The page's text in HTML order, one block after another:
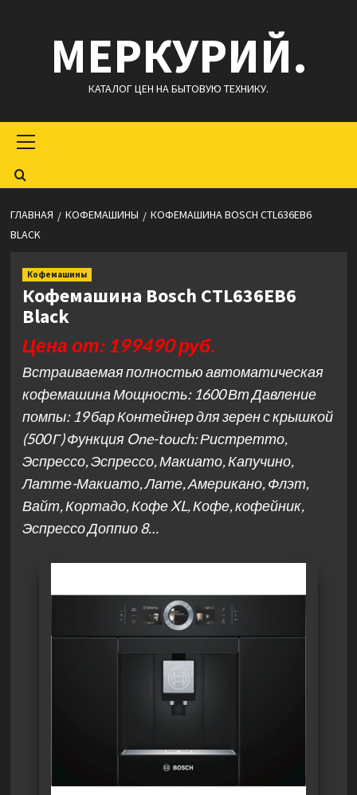
содержимомуМЕРКУРИЙ.
КАТАЛОГ ЦЕН НА БЫТОВУЮ ТЕХНИКУ.
меню
ГЛАВНАЯ КОФЕМАШИНЫ
КОФЕМАШИНА BOSCH CTL636EB6
BLACK
Кофемашины
Кофемашина Bosch CTL636EB6
Black
Цена от: 199490 руб.
Встраиваемая полностью автоматическая
кофемашина Мощность: 1600 Вт Давление
помпы: 19 бар Контейнер для зерен с крышкой
(500 Г) Функция One-touch: Ристретто,
Эспрессо, Эспрессо, Макиато, Капучино,
Латте-Макиато, Лате, Американо, Флэт,
Вайт, Кортадо, Кофе XL, Кофе, кофейник,
Эспрессо Доппио 8…